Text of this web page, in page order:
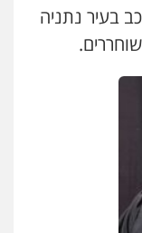
בעיר נתניה
לבן תעבורה
וחקירות